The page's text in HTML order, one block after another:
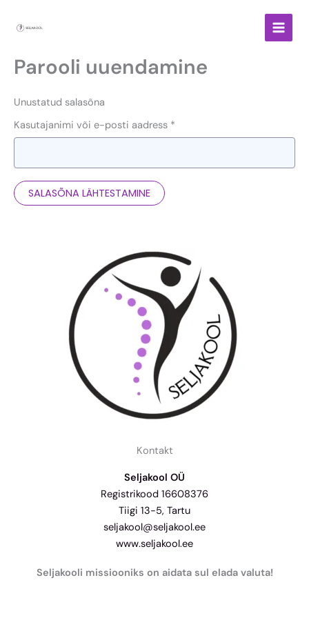
Parooli uuendamine
Unustatud salasõna
Kasutajanimi või e-posti aadress *
Kontakt
Seljakool OÜ
Registrikood 16608376
Tiigi 13-5, Tartu
seljakool@seljakool.ee
www.seljakool.ee
Seljakooli missiooniks on aidata sul elada valuta!